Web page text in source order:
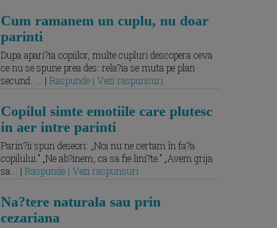
Cum ramanem un cuplu, nu doar
parinti
Dupa apari?ia copiilor, multe cupluri descopera ceva
ce nu se spune prea des: rela?ia se muta pe plan
secund. ... | Raspunde | Vezi raspunsuri
Copilul simte emotiile care plutesc
in aer intre parinti
Parin?ii spun deseori: „Noi nu ne certam în fa?a
copilului.” „Ne ab?inem, ca sa fie lini?te.” „Avem grija
sa... | Raspunde | Vezi raspunsuri
Na?tere naturala sau prin
cezariana